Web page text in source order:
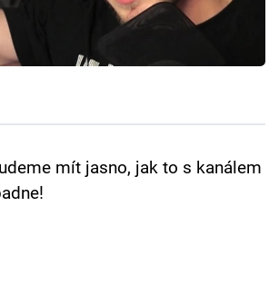
mít jasno, jak to s kanálem